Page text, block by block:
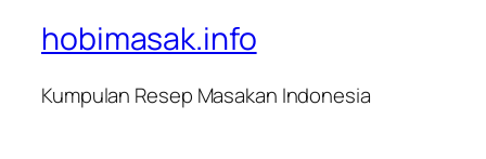
hobimasak.info
Kumpulan Resep Masakan Indonesia